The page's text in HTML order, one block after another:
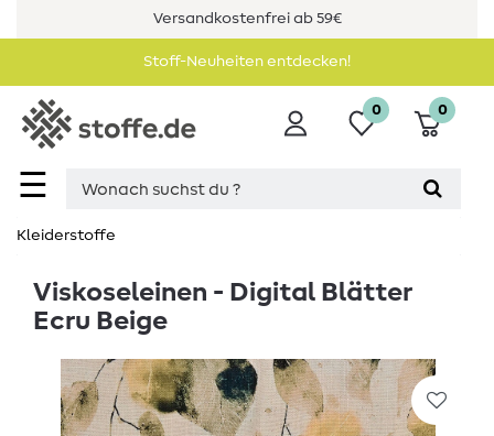
Versandkostenfrei ab 59€
Stoff-Neuheiten entdecken!
☰
0 0
Kleiderstoffe
Viskoseleinen - Digital Blätter
Ecru Beige